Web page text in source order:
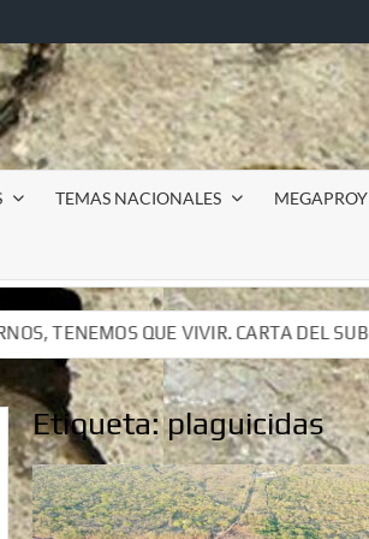
TEMAS NACIONALES
DEL SUBCOMANDANTE INSURGENTE
DEL SUBCOMANDANTE INSURGENTE
Etiqueta:plaguicidas